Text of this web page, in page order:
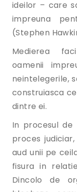
ideilor – care
impreuna
(Stephen
Medierea
oamenii
neintelegerile,
construiasca
dintre ei.
In procesul de
proces
aud unii pe
fisura in
Dincolo de